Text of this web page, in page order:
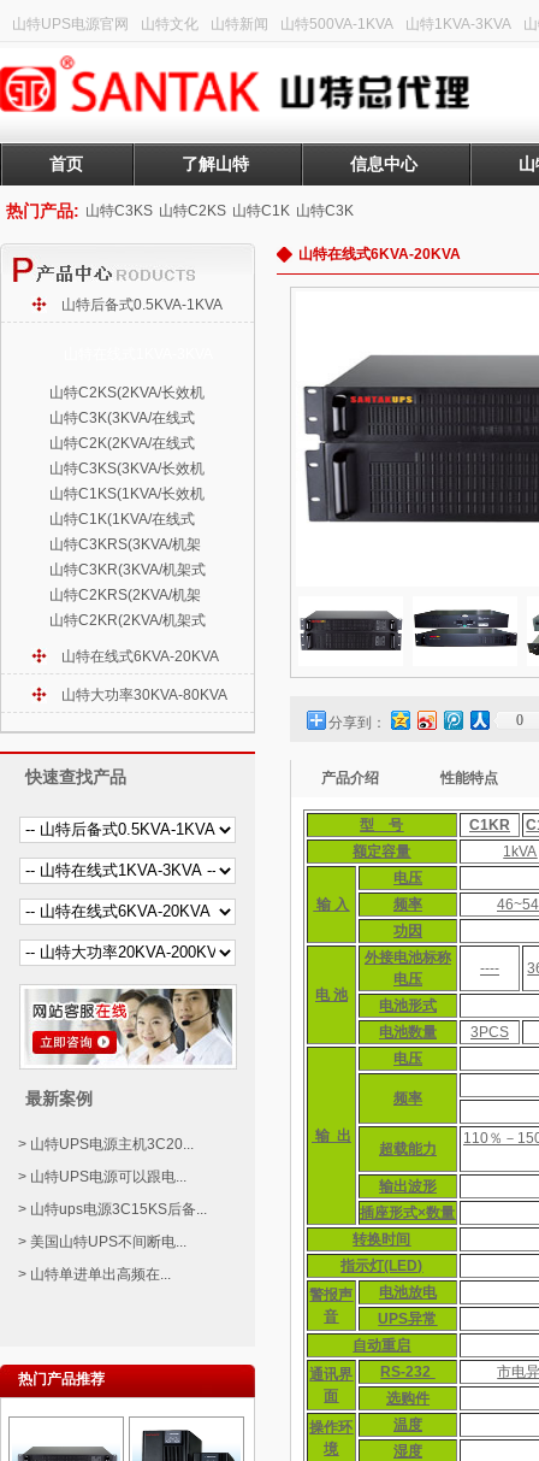
山特UPS电源官网 山特文化 山特新闻 山特500VA-1KVA 山特1KVA-3KVA
首页 了解山特 信息中心
热门产品: 山特C3KS 山特C2KS 山特C1K 山特C3K
山特后备式0.5KVA-1KVA
山特C2KS(2KVA/长效机
山特C3K(3KVA/在线式
山特C2K(2KVA/在线式
山特C3KS(3KVA/长效机
山特C1KS(1KVA/长效机
山特C1K(1KVA/在线式
山特C3KRS(3KVA/机架
山特C3KR(3KVA/机架式
山特C2KRS(2KVA/机架
山特C2KR(2KVA/机架式
山特在线式6KVA-20KVA
山特大功率30KVA-80KVA
快速查找产品
最新案例
> 山特UPS电源主机3C20...
> 山特UPS电源可以跟电...
> 山特ups电源3C15KS后备...
> 美国山特UPS不间断电...
> 山特单进单出高频在...
热门产品推荐
山特在线式6KVA-20KVA
分享到： 0
产品介绍 性能特点
型 号 C1KR
额定容量
1kVA
输 入
电压
频率
功因
电 池
外接电池标称
电压
----
电池形式
电池数量
3PCS
输 出
电压
频率
超载能力
110％－
输出波形
插座形式×数量
转换时间
指示灯(LED)
警报声
音
电池放电
UPS异常
自动重启
通讯界
面
RS-232
市电
选购件
操作环
境
温度
湿度